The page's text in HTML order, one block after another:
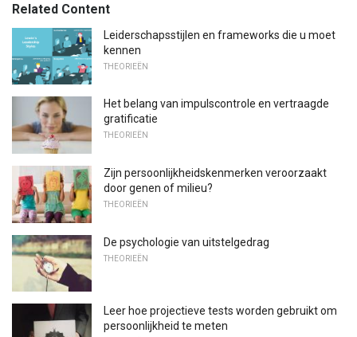
Related Content
Leiderschapsstijlen en frameworks die u moet
kennen
THEORIEËN
Het belang van impulscontrole en vertraagde
gratificatie
THEORIEËN
Zijn persoonlijkheidskenmerken veroorzaakt
door genen of milieu?
THEORIEËN
De psychologie van uitstelgedrag
THEORIEËN
Leer hoe projectieve tests worden gebruikt om
persoonlijkheid te meten